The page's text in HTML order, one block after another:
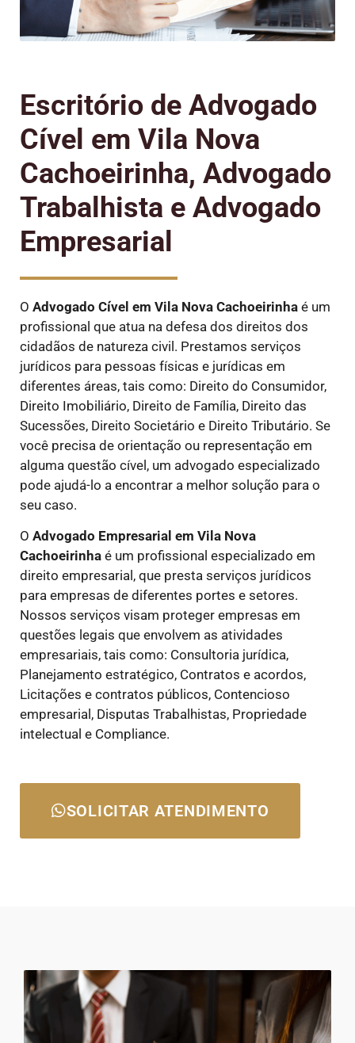
Escritório de Advogado
Cível em Vila Nova
Cachoeirinha, Advogado
Trabalhista e Advogado
Empresarial
O Advogado Cível em Vila Nova Cachoeirinha é um
profissional que atua na defesa dos direitos dos
cidadãos de natureza civil. Prestamos serviços
jurídicos para pessoas físicas e jurídicas em
diferentes áreas, tais como: Direito do Consumidor,
Direito Imobiliário, Direito de Família, Direito das
Sucessões, Direito Societário e Direito Tributário. Se
você precisa de orientação ou representação em
alguma questão cível, um advogado especializado
pode ajudá-lo a encontrar a melhor solução para o
seu caso.
O Advogado Empresarial em Vila Nova
Cachoeirinha é um profissional especializado em
direito empresarial, que presta serviços jurídicos
para empresas de diferentes portes e setores.
Nossos serviços visam proteger empresas em
questões legais que envolvem as atividades
empresariais, tais como: Consultoria jurídica,
Planejamento estratégico, Contratos e acordos,
Licitações e contratos públicos, Contencioso
empresarial, Disputas Trabalhistas, Propriedade
intelectual e Compliance.
SOLICITAR ATENDIMENTO